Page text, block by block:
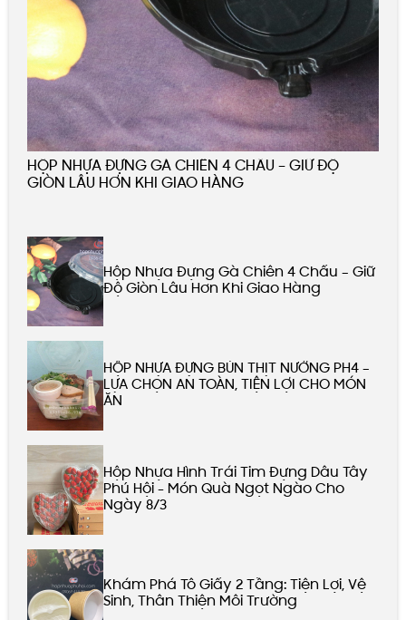
HỘP NHỰA ĐỰNG GÀ CHIÊN 4 CHẤU – GIỮ ĐỘ
GIÒN LÂU HƠN KHI GIAO HÀNG
Hộp Nhựa Đựng Gà Chiên 4 Chấu – Giữ
Độ Giòn Lâu Hơn Khi Giao Hàng
HỘP NHỰA ĐỰNG BÚN THỊT NƯỚNG PH4 –
LỰA CHỌN AN TOÀN, TIỆN LỢI CHO MÓN
ĂN
Hộp Nhựa Hình Trái Tim Đựng Dâu Tây
Phú Hội - Món Quà Ngọt Ngào Cho
Ngày 8/3
Khám Phá Tô Giấy 2 Tầng: Tiện Lợi, Vệ
Sinh, Thân Thiện Môi Trường